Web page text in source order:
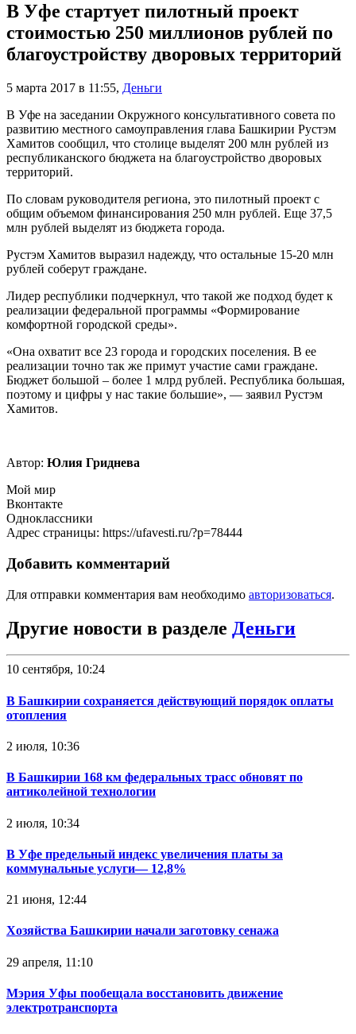
В Уфе стартует пилотный проект
стоимостью 250 миллионов рублей по
благоустройству дворовых территорий
5 марта 2017 в 11:55, Деньги
В Уфе на заседании Окружного консультативного совета по
развитию местного самоуправления глава Башкирии Рустэм
Хамитов сообщил, что столице выделят 200 млн рублей из
республиканского бюджета на благоустройство дворовых
территорий.
По словам руководителя региона, это пилотный проект с
общим объемом финансирования 250 млн рублей. Еще 37,5
млн рублей выделят из бюджета города.
Рустэм Хамитов выразил надежду, что остальные 15-20 млн
рублей соберут граждане.
Лидер республики подчеркнул, что такой же подход будет к
реализации федеральной программы «Формирование
комфортной городской среды».
«Она охватит все 23 города и городских поселения. В ее
реализации точно так же примут участие сами граждане.
Бюджет большой – более 1 млрд рублей. Республика большая,
поэтому и цифры у нас такие большие», — заявил Рустэм
Хамитов.
Автор: Юлия Гриднева
Мой мир
Вконтакте
Одноклассники
Адрес страницы: https://ufavesti.ru/?p=78444
Добавить комментарий
Для отправки комментария вам необходимо авторизоваться.
Другие новости в разделе Деньги
10 сентября, 10:24
В Башкирии сохраняется действующий порядок оплаты
отопления
2 июля, 10:36
В Башкирии 168 км федеральных трасс обновят по
антиколейной технологии
2 июля, 10:34
В Уфе предельный индекс увеличения платы за
коммунальные услуги— 12,8%
21 июня, 12:44
Хозяйства Башкирии начали заготовку сенажа
29 апреля, 11:10
Мэрия Уфы пообещала восстановить движение
электротранспорта